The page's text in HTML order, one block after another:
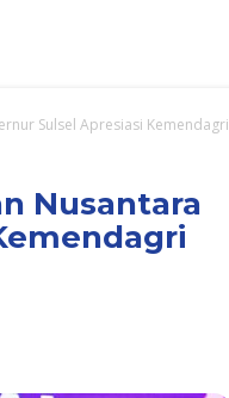
Sulsel Apresiasi Kemendagri
Nusantara